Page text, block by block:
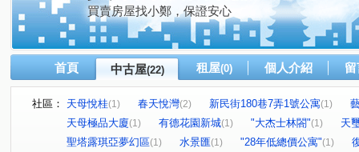
買賣房屋找小鄭，保證安心
首頁 中古屋(22) 租屋(0) 個人介紹
社區： 天母悅桂(1) 春天悅灣(2) 新民街180巷7弄1號公寓(1)
天母極品大廈(1) 有德花園新城(1) "大杰士林閤"(1)
天
聖塔露琪亞夢幻區(1) 水景匯(1) "28年低總價公寓"(1)